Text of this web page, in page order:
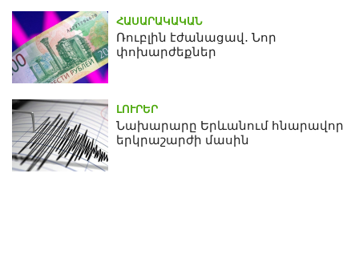
ՀԱՍԱՐԱԿԱԿԱՆ
Ռուբլին էժանացավ․ Նոր
փոխարժեքներ
ԼՈՒՐԵՐ
Նախարարը Երևանում հնարավոր
երկրաշարժի մասին